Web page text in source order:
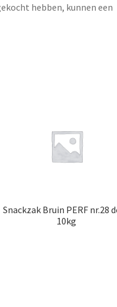
hebben, kunnen een
Snackzak Bruin PERF nr.28
10kg